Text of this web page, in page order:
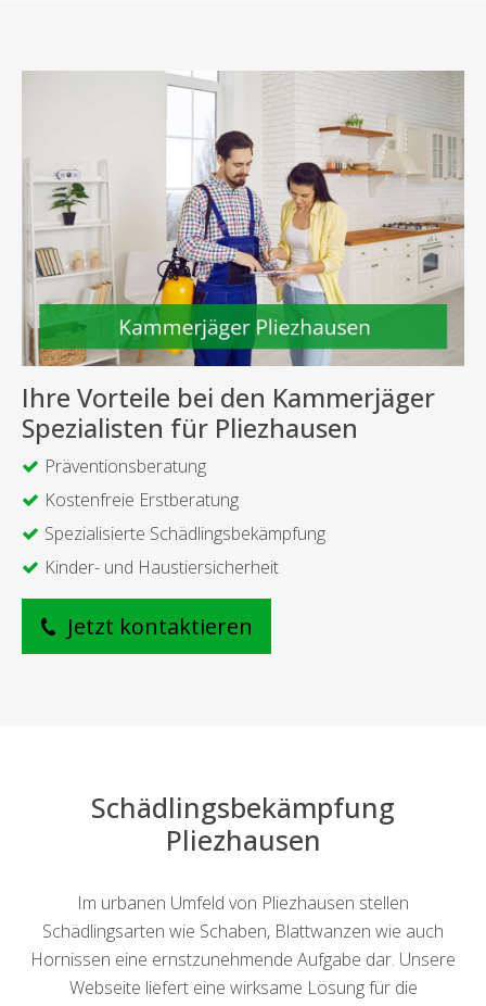
Ihre Vorteile bei den Kammerjäger
Spezialisten für Pliezhausen
Präventionsberatung
Kostenfreie Erstberatung
Spezialisierte Schädlingsbekämpfung
Kinder- und Haustiersicherheit
Jetzt kontaktieren
Schädlingsbekämpfung
Pliezhausen
Im urbanen Umfeld von Pliezhausen stellen
Schädlingsarten wie Schaben, Blattwanzen wie auch
Hornissen eine ernstzunehmende Aufgabe dar. Unsere
Webseite liefert eine wirksame Lösung für die